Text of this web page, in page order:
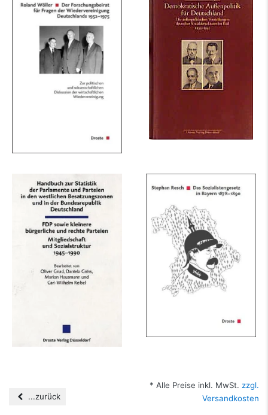
Der Forschungsbeirat
für Fragen der
Wiedervereinigung...
mehr Infos …
Demokratische
Aussenpolitik für
Deutschland
mehr Infos …
Handbuch zur
Statistik der
Parlamente und
Parteien in den...
mehr Infos …
Das Sozialistengesetz
in Bayern 1878-1890
mehr Infos …
...zurück
* Alle Preise inkl. MwSt. zzgl.
Versandkosten